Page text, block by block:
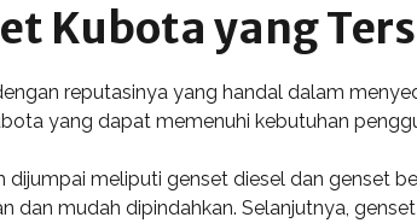
Kubota yang
reputasinya yang handal dalam
yang dapat memenuhi kebutuhan
dijumpai meliputi genset diesel dan genset
dan mudah dipindahkan. Selanjutnya,